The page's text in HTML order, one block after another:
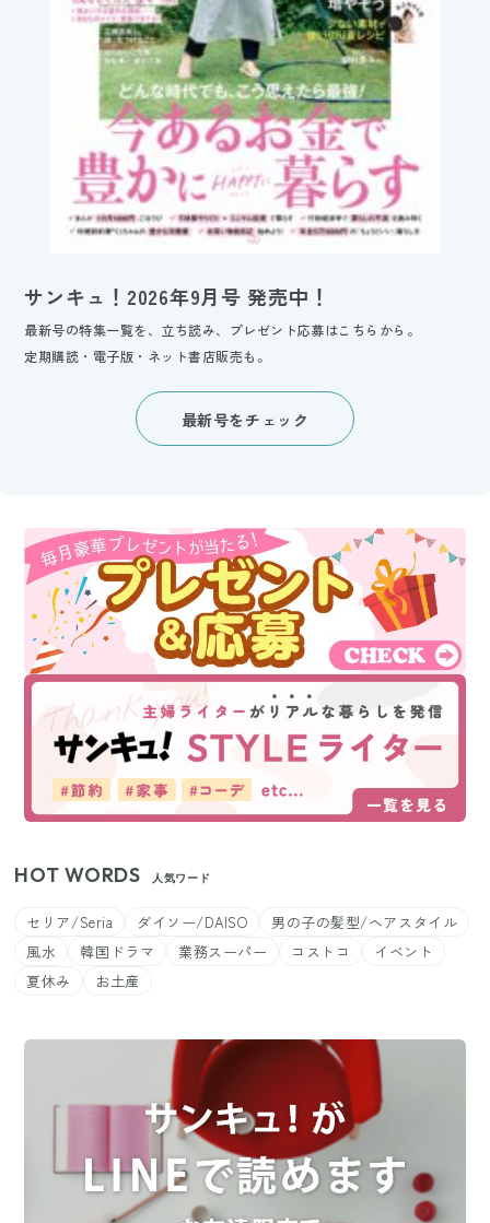
サンキュ！2026年9月号 発売中！
最新号の特集一覧を、立ち読み、プレゼント応募はこちらから。
定期購読・電子版・ネット書店販売も。
最新号をチェック
HOT WORDS 人気ワード
セリア/Seria ダイソー/DAISO
男の子の髪型/ヘアスタイル
風水
韓国ドラマ 業務スーパー コストコ
イベント
夏休み
お土産